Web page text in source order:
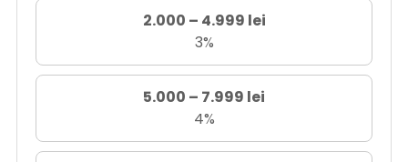
2.000 – 4.999 lei
3%
5.000 – 7.999 lei
4%